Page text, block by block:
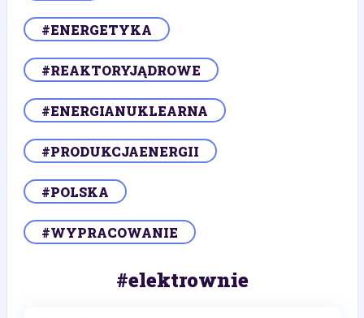
#ENERGETYKA
#REAKTORYJĄDROWE
#ENERGIANUKLEARNA
#PRODUKCJAENERGII
#POLSKA
#WYPRACOWANIE
#elektrownie